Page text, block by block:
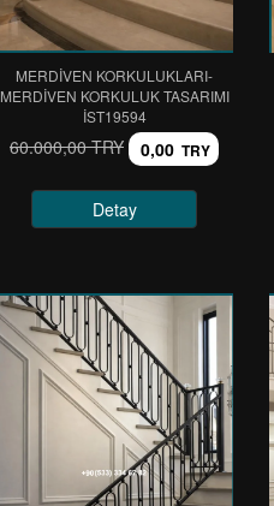
MERDİVEN KORKULUKLARI-
MERDİVEN KORKULUK TASARIMI
IST19594
60.000,00 TRY 0,00 TRY
Detay